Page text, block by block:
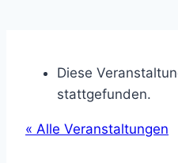
Diese
stattgefunden.
« Alle Veranstaltungen